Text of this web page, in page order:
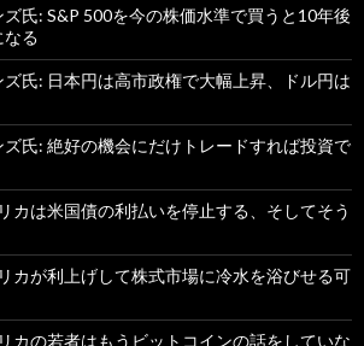
氏: S&P 500を今の株価水準で買うと10年後
なる
氏: 日本円は高市政権で大幅上昇、ドル円は
氏: 絶好の機会にだけトレードすれば投資で
カは米国債の利払いを停止する、そしてそう
カが利上げして株式市場に冷水を浴びせる可
カの若者はもうビットコインの話をしていな